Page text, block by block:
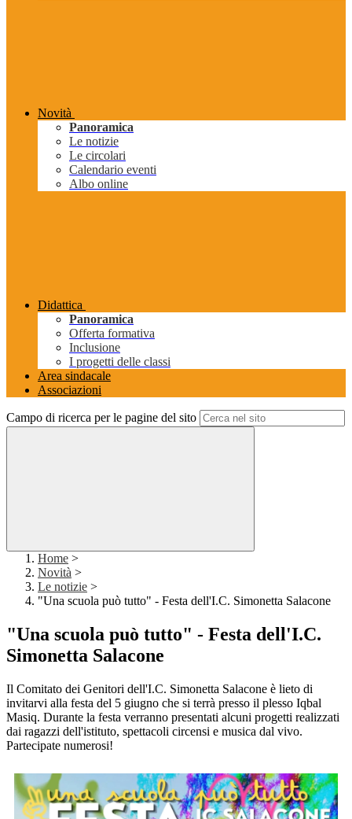
Novità
Panoramica
Le notizie
Le circolari
Calendario eventi
Albo online
Didattica
Panoramica
Offerta formativa
Inclusione
I progetti delle classi
Area sindacale
Associazioni
Campo di ricerca per le pagine del sito
Home >
Novità >
Le notizie >
"Una scuola può tutto" - Festa dell'I.C. Simonetta Salacone
"Una scuola può tutto" - Festa dell'I.C.
Simonetta Salacone
Il Comitato dei Genitori dell'I.C. Simonetta Salacone è lieto di
invitarvi alla festa del 5 giugno che si terrà presso il plesso Iqbal
Masiq. Durante la festa verranno presentati alcuni progetti realizzati
dai ragazzi dell'istituto, spettacoli circensi e musica dal vivo.
Partecipate numerosi!